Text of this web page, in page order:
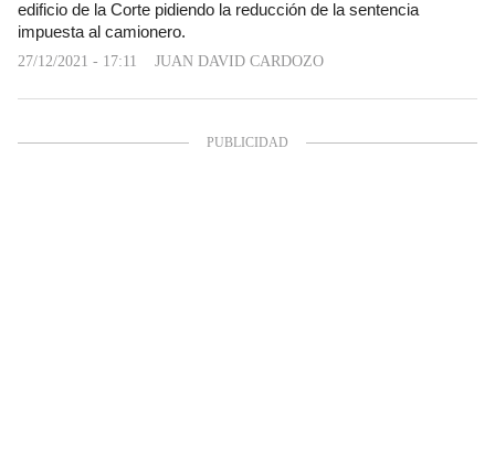
edificio de la Corte pidiendo la reducción de la sentencia
impuesta al camionero.
27/12/2021 - 17:11 JUAN DAVID CARDOZO